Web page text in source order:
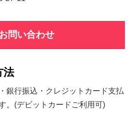
問い合わせ
法
銀行振込・クレジットカード支払
。(デビットカードご利用可)